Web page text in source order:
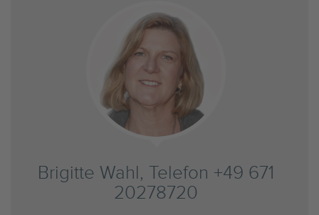
Brigitte Wahl, Telefon +49 671
20278720